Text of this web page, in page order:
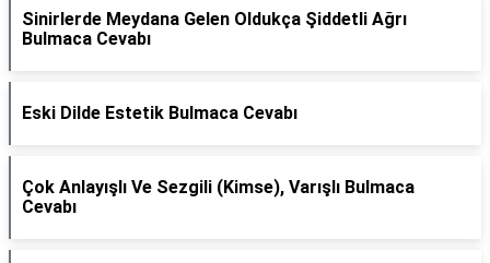
Sinirlerde Meydana Gelen Oldukça Şiddetli Ağrı
Bulmaca Cevabı
Eski Dilde Estetik Bulmaca Cevabı
Çok Anlayışlı Ve Sezgili (Kimse), Varışlı Bulmaca
Cevabı